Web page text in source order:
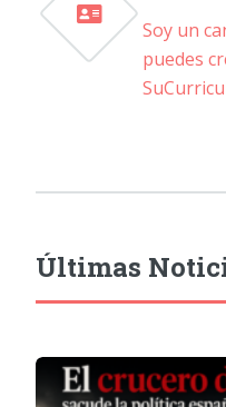
Soy un
puedes
Últimas